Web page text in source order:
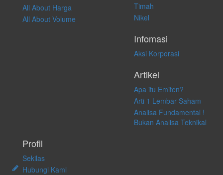
All About Harga
All About Volume
Timah
Nikel
Infomasi
Aksi Korporasi
Artikel
Apa itu Emiten?
Arti 1 Lembar Saham
Analisa Fundamental !
Bukan Analisa Teknikal
Profil
Sekilas
Hubungi Kami